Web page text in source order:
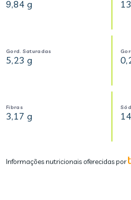
9,84 g
Gord. Saturadas
5,23 g
Fibras
3,17 g
Informações nutricionais oferecidas por